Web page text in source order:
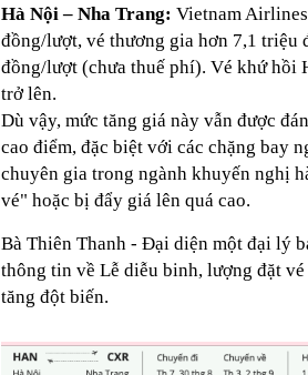
Hà Nội – Nha Trang: Vietnam
đồng/lượt, vé thương gia hơn 7,1 triệu
đồng/lượt (chưa thuế phí). Vé khứ hồi
trở lên.
Dù vậy, mức tăng giá này vẫn được
cao điểm, đặc biệt với các chặng bay
chuyên gia trong ngành khuyến nghị
vé" hoặc bị đẩy giá lên quá cao.
Bà Thiên Thanh - Đại diện một đại lý
thông tin về Lễ diễu binh, lượng đặt
tăng đột biến.